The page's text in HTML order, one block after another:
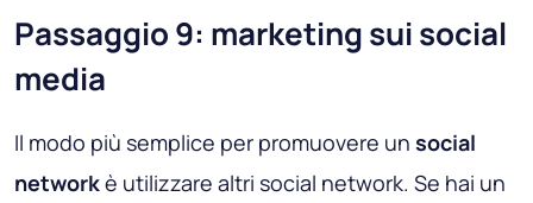
Passaggio 9: marketing sui social
media
Il modo più semplice per promuovere un social
networkè utilizzare altri social network. Se hai un